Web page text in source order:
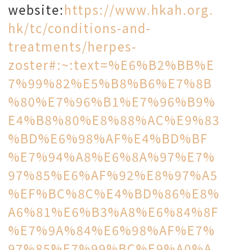
website:https://www.hkah.org.
hk/tc/conditions-and-
treatments/herpes-
zoster#:~:text=%E6%B2%BB%E
7%99%82%E5%B8%B6%E7%8B
%80%E7%96%B1%E7%96%B9%
E4%B8%80%E8%88%AC%E9%83
%BD%E6%98%AF%E4%BD%BF
%E7%94%A8%E6%8A%97%E7%
97%85%E6%AF%92%E8%97%A5
%EF%BC%8C%E4%BD%86%E8%
A6%81%E6%B3%A8%E6%84%8F
%E7%9A%84%E6%98%AF%E7%